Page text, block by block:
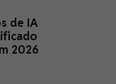
de IA
2026